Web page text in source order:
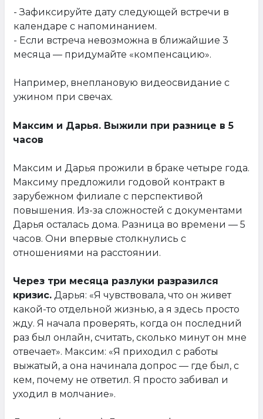
- Зафиксируйте дату следующей встречи в
календаре с напоминанием.
- Если встреча невозможна в ближайшие 3
месяца — придумайте «компенсацию».
Например, внеплановую видеосвидание с
ужином при свечах.
Максим и Дарья. Выжили при разнице в 5
часов
Максим и Дарья прожили в браке четыре года.
Максиму предложили годовой контракт в
зарубежном филиале с перспективой
повышения. Из-за сложностей с документами
Дарья осталась дома. Разница во времени — 5
часов. Они впервые столкнулись с
отношениями на расстоянии.
Через три месяца разлуки разразился
кризис. Дарья: «Я чувствовала, что он живет
какой-то отдельной жизнью, а я здесь просто
жду. Я начала проверять, когда он последний
раз был онлайн, считать, сколько минут он мне
отвечает». Максим: «Я приходил с работы
выжатый, а она начинала допрос — где был, с
кем, почему не ответил. Я просто забивал и
уходил в молчание».